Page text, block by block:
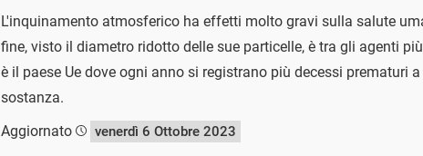
L'inquinamento atmosferico ha effetti molto gravi sulla salute
fine, visto il diametro ridotto delle sue particelle, è tra gli agenti
è il paese Ue dove ogni anno si registrano più decessi prematuri
sostanza.
Aggiornato
venerdì 6 Ottobre 2023